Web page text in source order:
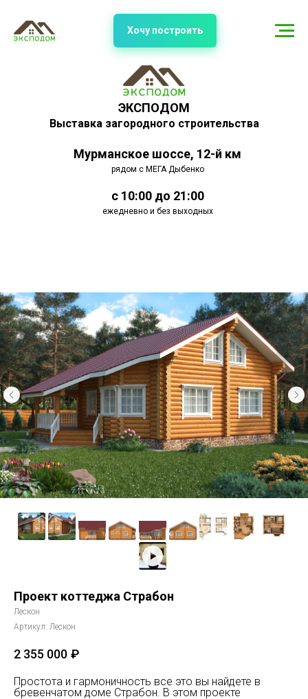
ЭКСПОДОМ
Выставка загородного строительства
Мурманское шоссе, 12-й км
рядом с МЕГА Дыбенко
с 10:00 до 21:00
ежедневно и без выходных
Хочу построить
Проект коттеджа Страбон
Лескон
Артикул: Лескон
2 355 000 ₽
Простота и гармоничность все это вы найдете в
бревенчатом доме Страбон. В этом проекте